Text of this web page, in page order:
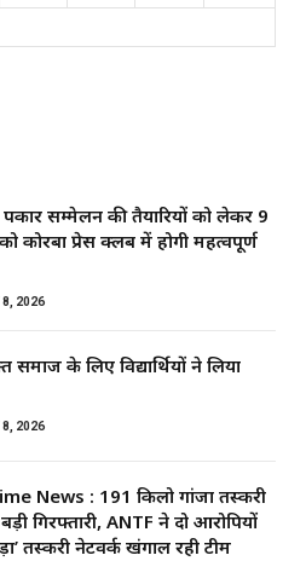
पत्रकार सम्मेलन की तैयारियों को लेकर 9
कोरबा प्रेस क्लब में होगी महत्वपूर्ण
8, 2026
समाज के लिए विद्यार्थियों ने लिया
8, 2026
News : 191 किलो गांजा तस्करी
गिरफ्तारी, ANTF ने दो आरोपियों
तस्करी नेटवर्क खंगाल रही टीम